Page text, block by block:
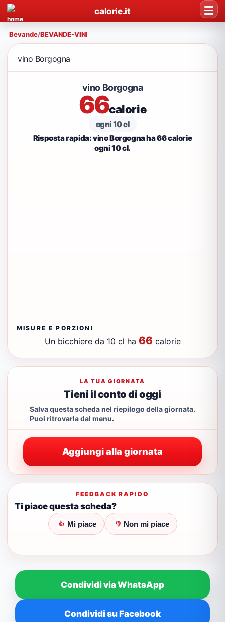
calorie.it
Bevande/BEVANDE-VINI
vino Borgogna
vino Borgogna
66calorie
ogni 10 cl
Risposta rapida: vino Borgogna ha 66 calorie
ogni 10 cl.
MISURE E PORZIONI
Un bicchiere da 10 cl ha 66 calorie
LA TUA GIORNATA
Tieni il conto di oggi
Salva questa scheda nel riepilogo della giornata.
Puoi ritrovarla dal menu.
Aggiungi alla giornata
FEEDBACK RAPIDO
Ti piace questa scheda?
👍 Mi piace 👎 Non mi piace
Condividi via WhatsApp
Condividi su Facebook